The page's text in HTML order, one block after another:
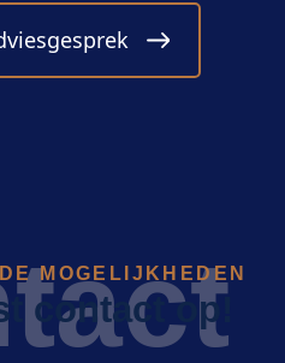
MOGELIJKHEDEN
contact op!